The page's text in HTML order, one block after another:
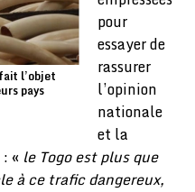
l’objet
pays
pour
essayer de
rassurer
l’opinion
nationale
et la
« le Togo est plus que
à ce trafic dangereux,